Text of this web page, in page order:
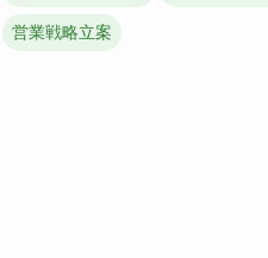
営業戦略立案